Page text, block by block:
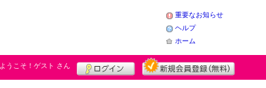
重要なお知らせ
ヘルプ
ホーム
ようこそ！ ゲスト さん